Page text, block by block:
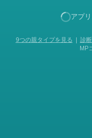
アプ
9つの親タイプを見る 診
MP